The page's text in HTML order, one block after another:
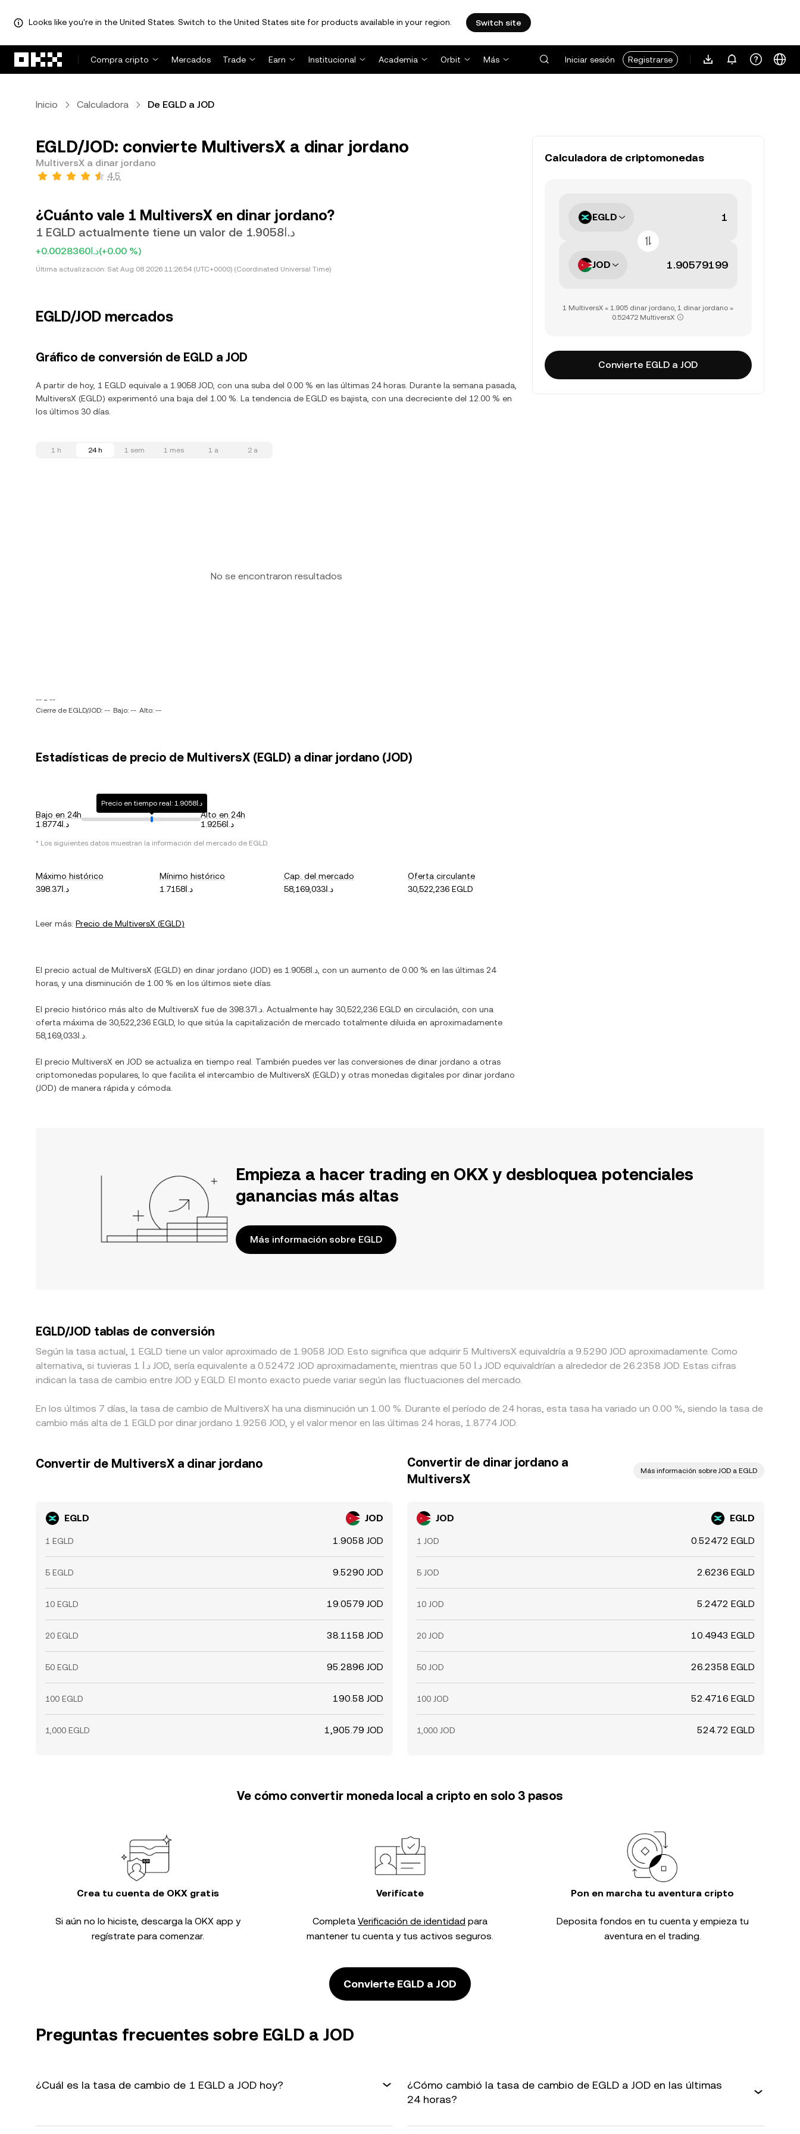
Looks like you're in the United States. Switch to the United States site for products available in your region. Switch site
Compra cripto
Mercados Trade Earn Institucional Academia Orbit Más Iniciar sesión Registrarse
Inicio Calculadora De EGLD a JOD
EGLD/JOD: convierte MultiversX a dinar jordano
MultiversX a dinar jordano
4.5
¿Cuánto vale 1 MultiversX en dinar jordano?
1 EGLD actualmente tiene un valor de د.ا1.9058
+د.ا0.0028360(+0.00 %)
Última actualización: Sat Aug 08 2026 11:26:54 (UTC+0000) (Coordinated Universal Time)
EGLD/JOD mercados
Gráfico de conversión de EGLD a JOD
A partir de hoy, 1 EGLD equivale a 1.9058 JOD, con una suba del 0.00 % en las últimas 24 horas. Durante la semana pasada,
MultiversX (EGLD) experimentó una baja del 1.00 %. La tendencia de EGLD es bajista, con una decreciente del 12.00 % en
los últimos 30 días.
1 h 24 h 1 sem 1 mes 1 a 2 a
No se encontraron resultados
-- ~ --
Cierre de EGLD/JOD: -- Bajo: -- Alto: --
Estadísticas de precio de MultiversX (EGLD) a dinar jordano (JOD)
Bajo en 24h
د.ا1.8774
Precio en tiempo real: د.ا1.9058
Alto en 24h
د.ا1.9256
* Los siguientes datos muestran la información del mercado de EGLD.
Máximo histórico
د.ا398.37
Mínimo histórico
د.ا1.7158
Cap. del mercado
د.ا58,169,033
Oferta circulante
30,522,236 EGLD
Leer más: Precio de MultiversX (EGLD)
El precio actual de MultiversX (EGLD) en dinar jordano (JOD) es د.ا1.9058 , con un aumento de 0.00 % en las últimas 24
horas, y una disminución de 1.00 % en los últimos siete días.
El precio histórico más alto de MultiversX fue de د.ا398.37 . Actualmente hay 30,522,236 EGLD en circulación, con una
oferta máxima de 30,522,236 EGLD , lo que sitúa la capitalización de mercado totalmente diluida en aproximadamente
د.ا58,169,033
El precio MultiversX en JOD se actualiza en tiempo real. También puedes ver las conversiones de dinar jordano a otras
criptomonedas populares, lo que facilita el intercambio de MultiversX (EGLD) y otras monedas digitales por dinar jordano
(JOD) de manera rápida y cómoda.
Calculadora de criptomonedas
EGLD
JOD
1 MultiversX = 1.905 dinar jordano, 1 dinar jordano =
0.52472 MultiversX
Convierte EGLD a JOD
Empieza a hacer trading en OKX y desbloquea potenciales
ganancias más altas
Más información sobre EGLD
EGLD/JOD tablas de conversión
Según la tasa actual, 1 EGLD tiene un valor aproximado de 1.9058 JOD. Esto significa que adquirir 5 MultiversX equivaldría a 9.5290 JOD aproximadamente. Como
alternativa, si tuvieras 1 د.ا JOD, sería equivalente a 0.52472 JOD aproximadamente, mientras que 50 د.ا JOD equivaldrían a alrededor de 26.2358 JOD. Estas cifras
indican la tasa de cambio entre JOD y EGLD. El monto exacto puede variar según las fluctuaciones del mercado.
En los últimos 7 días, la tasa de cambio de MultiversX ha una disminución un 1.00 %. Durante el período de 24 horas, esta tasa ha variado un 0.00 %, siendo la tasa de
cambio más alta de 1 EGLD por dinar jordano 1.9256 JOD, y el valor menor en las últimas 24 horas, 1.8774 JOD.
Convertir de MultiversX a dinar jordano
EGLD JOD
1 EGLD 1.9058 JOD
5 EGLD 9.5290 JOD
10 EGLD 19.0579 JOD
20 EGLD 38.1158 JOD
50 EGLD 95.2896 JOD
100 EGLD 190.58 JOD
1,000 EGLD 1,905.79 JOD
Convertir de dinar jordano a
MultiversX
Más información sobre JOD a EGLD
JOD EGLD
1 JOD 0.52472 EGLD
5 JOD 2.6236 EGLD
10 JOD 5.2472 EGLD
20 JOD 10.4943 EGLD
50 JOD 26.2358 EGLD
100 JOD 52.4716 EGLD
1,000 JOD 524.72 EGLD
Ve cómo convertir moneda local a cripto en solo 3 pasos
Crea tu cuenta de OKX gratis
Si aún no lo hiciste, descarga la OKX app y
regístrate para comenzar.
Verifícate
Completa Verificación de identidad para
mantener tu cuenta y tus activos seguros.
Pon en marcha tu aventura cripto
Deposita fondos en tu cuenta y empieza tu
aventura en el trading.
Convierte EGLD a JOD
Preguntas frecuentes sobre EGLD a JOD
¿Cuál es la tasa de cambio de 1 EGLD a JOD hoy?
¿Cómo cambió la tasa de cambio de EGLD a JOD en las últimas
24 horas?